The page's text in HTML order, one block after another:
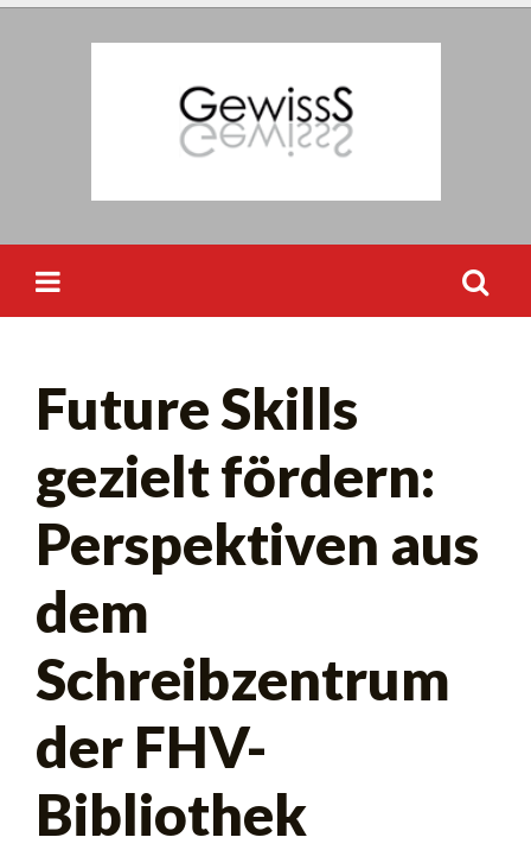
Skip
nach:
Future Skills
gezielt fördern:
Perspektiven aus
dem
Schreibzentrum
der FHV-
Bibliothek